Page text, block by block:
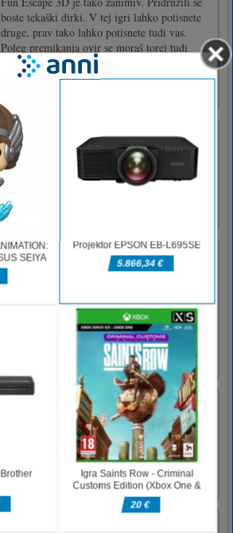
boste tekaški dirki. V tej igri lahko potisnete
druge, prav tako lahko potisnete tudi vas.
Poleg premikanja ovir se moraš torej tudi
prepričati, da te ne bo potisnilo po reki.
Izgleda tako smešno, začnimo! Dlje kot
Ljubko brskanje dekle
Dajte tej deklici lepoten videz z modnimi
oblekami in dodatki. Izberite popolno obleko
in naj se počuti dobro in se zabavajte!Za
interakcijo uporabite miško.
Reševalne igle
To bi moral biti srečen dan, ker se bodo ti
prijatelji srečali danes čez nekaj časa, ko se ne
vidimo. Toda zdaj je problem, toliko zapor na
njihovi cesti. Uporabite orodja za ubijanje
negativcev in jim pomagajte spoznati svojega
ljubimca. Za rešitev teh težav uporabite svoje
Dirkaški drsnik
Igrajte to diapozitivno igro dirkalnega
avtomobila. Vključuje 3 slike in 3 načine za
predvajanje.Za igranje avtomobilskih iger
html5 uporabite miško.